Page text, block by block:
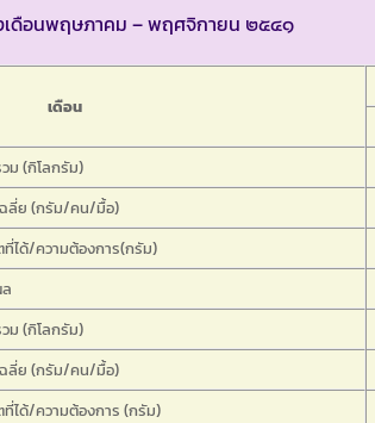
เดือนพฤษภาคม – พฤศจิกายน ๒๕๔๑
เดือน
ม (กิโลกรัม)
ลี่ย (กรัม/คน/มื้อ)
ได้/ความต้องการ(กรัม)
ม (กิโลกรัม)
ลี่ย (กรัม/คน/มื้อ)
ได้/ความต้องการ (กรัม)